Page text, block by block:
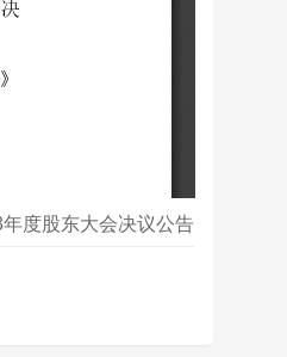
度股东大会决议公告